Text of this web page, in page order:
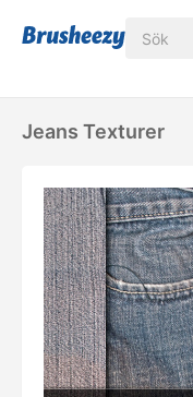
Jeans Texturer